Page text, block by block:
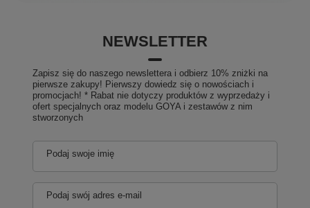
NEWSLETTER
Zapisz się do naszego newslettera i odbierz 10% zniżki na
pierwsze zakupy! Pierwszy dowiedz się o nowościach i
promocjach! * Rabat nie dotyczy produktów z wyprzedaży i
ofert specjalnych oraz modelu GOYA i zestawów z nim
stworzonych
Podaj swoje imię
Podaj swój adres e-mail